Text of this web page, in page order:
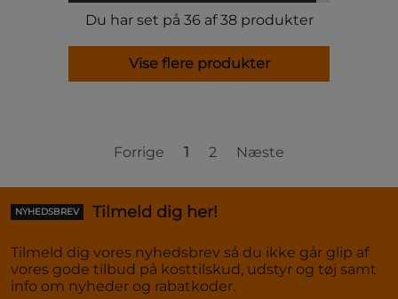
Du har set på 36 af 38 produkter
Vise flere produkter
Forrige 1 2 Næste
NYHEDSBREV Tilmeld dig her!
Tilmeld dig vores nyhedsbrev så du ikke går glip af
vores gode tilbud på kosttilskud, udstyr og tøj samt
info om nyheder og rabatkoder.